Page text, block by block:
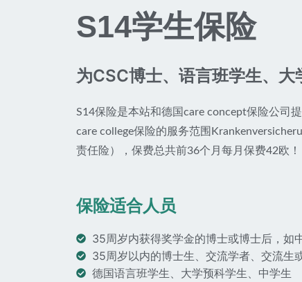
S14学生保险
为CSC博士、语言班学生、
S14保险是本站和德国care concept保险公司
care college保险的服务范围
责任险），保费总共前36个月每月保费42欧！
保险适合人员
35周岁内获得奖学金的博士或博士后，如
35周岁以内的博士生、交流学者、交流生
德国语言班学生、大学预科学生、中学生